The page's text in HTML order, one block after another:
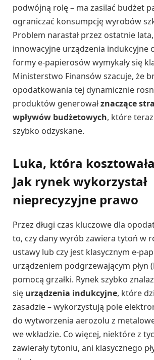
podwójną rolę – ma zasilać budżet
ograniczać konsumpcję wyrobów
Problem narastał przez ostatnie
innowacyjne urządzenia indukcyjne
formy e-papierosów wymykały się
Ministerstwo Finansów szacuje, że
opodatkowania tej dynamicznie
produktów generowałznaczące
wpływów budżetowych, które
szybko odzyskane.
Luka, która
Jak rynek wykorzystał
nieprecyzyjne prawo
Przez długi czas kluczowe dla
to, czy dany wyrób zawiera tytoń w
ustawy lub czy jest klasycznym e-
urządzeniem podgrzewającym płyn
pomocą grzałki. Rynek szybko
się urządzenia indukcyjne, które
zasadzie – wykorzystują pole
do wytworzenia aerozolu z
we wkładzie. Co więcej, niektóre z
zawierały tytoniu, ani klasycznego